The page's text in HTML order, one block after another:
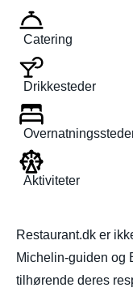
Catering
Drikkesteder
Aktiviteter
Restaurant.dk er
Michelin-guiden og
tilhørende deres